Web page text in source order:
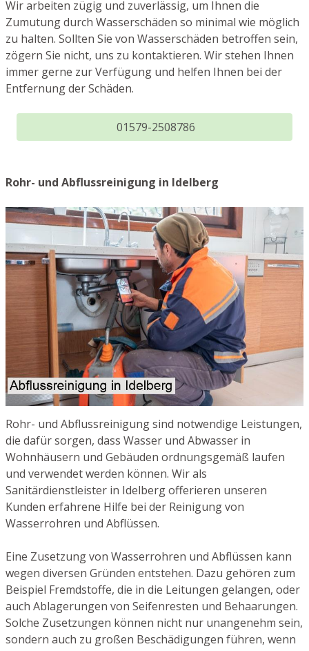
Wir arbeiten zügig und zuverlässig, um Ihnen die
Zumutung durch Wasserschäden so minimal wie möglich
zu halten. Sollten Sie von Wasserschäden betroffen sein,
zögern Sie nicht, uns zu kontaktieren. Wir stehen Ihnen
immer gerne zur Verfügung und helfen Ihnen bei der
Entfernung der Schäden.
01579-2508786
Rohr- und Abflussreinigung in Idelberg
Rohr- und Abflussreinigung sind notwendige Leistungen,
die dafür sorgen, dass Wasser und Abwasser in
Wohnhäusern und Gebäuden ordnungsgemäß laufen
und verwendet werden können. Wir als
Sanitärdienstleister in Idelberg offerieren unseren
Kunden erfahrene Hilfe bei der Reinigung von
Wasserrohren und Abflüssen.
Eine Zusetzung von Wasserrohren und Abflüssen kann
wegen diversen Gründen entstehen. Dazu gehören zum
Beispiel Fremdstoffe, die in die Leitungen gelangen, oder
auch Ablagerungen von Seifenresten und Behaarungen.
Solche Zusetzungen können nicht nur unangenehm sein,
sondern auch zu großen Beschädigungen führen, wenn